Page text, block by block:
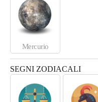
Mercurio
SEGNI ZODIACALI